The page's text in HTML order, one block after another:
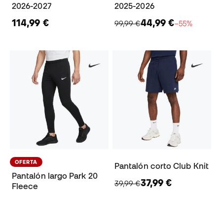
2026-2027
114,99 €
2025-2026
99,99 €44,99 €−55%
OFERTA
Pantalón largo Park 20
Fleece
Pantalón corto Club Knit
39,99 €37,99 €